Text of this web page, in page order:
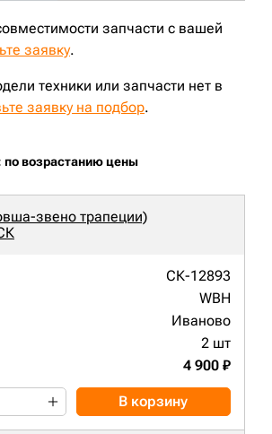
запчасти с вашей
заявку.
техники или запчасти нет в
заявку на подбор.
по возрастанию цены
звено трапеции)
СК-12893
WBH
Иваново
2 шт
4 900 ₽
В корзину